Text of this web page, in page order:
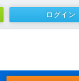
ログイン